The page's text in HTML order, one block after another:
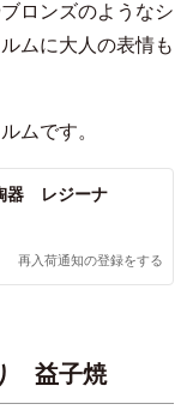
ロンズのようなシ
ムに大人の表情も
ムです。
器 レジーナ
再入荷通知の登録をする
益子焼